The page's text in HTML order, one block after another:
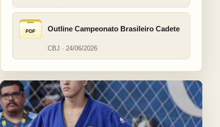
PDF Outline Campeonato Brasileiro Cadete
CBJ · 24/06/2026